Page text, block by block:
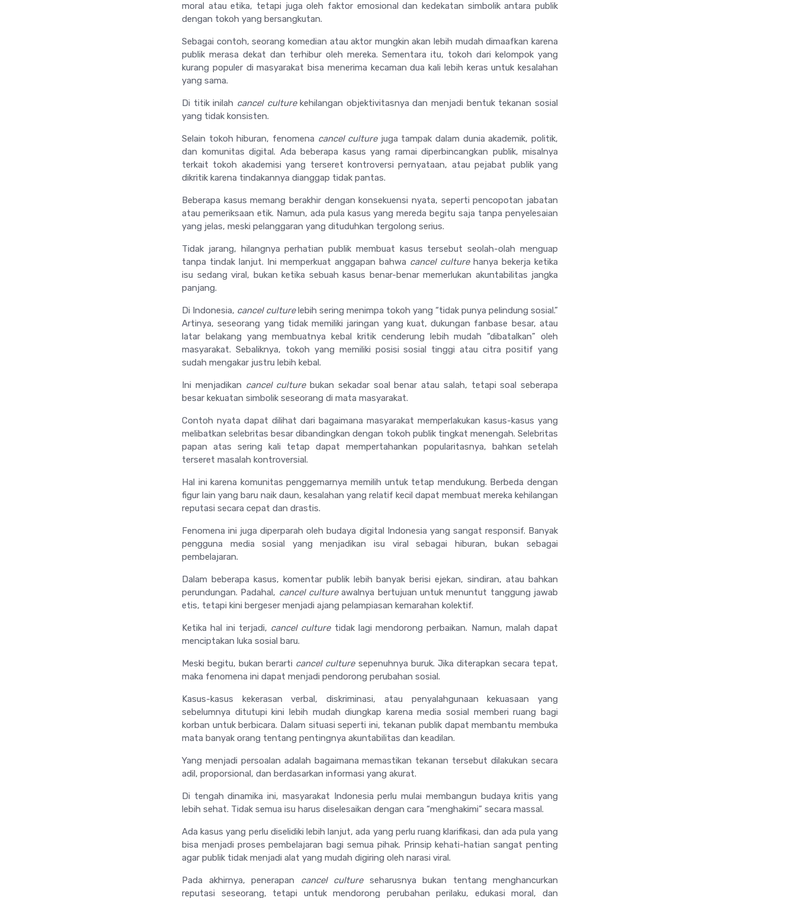
moral atau etika, tetapi juga oleh faktor emosional dan kedekatan simbolik antara publik
dengan tokoh yang bersangkutan.
Sebagai contoh, seorang komedian atau aktor mungkin akan lebih mudah dimaafkan karena
publik merasa dekat dan terhibur oleh mereka. Sementara itu, tokoh dari kelompok yang
kurang populer di masyarakat bisa menerima kecaman dua kali lebih keras untuk kesalahan
yang sama.
Di titik inilah cancel culturekehilangan objektivitasnya dan menjadi bentuk tekanan sosial
yang tidak konsisten.
Selain tokoh hiburan, fenomena cancel culturejuga tampak dalam dunia akademik, politik,
dan komunitas digital. Ada beberapa kasus yang ramai diperbincangkan publik, misalnya
terkait tokoh akademisi yang terseret kontroversi pernyataan, atau pejabat publik yang
dikritik karena tindakannya dianggap tidak pantas.
Beberapa kasus memang berakhir dengan konsekuensi nyata, seperti pencopotan jabatan
atau pemeriksaan etik. Namun, ada pula kasus yang mereda begitu saja tanpa penyelesaian
yang jelas, meski pelanggaran yang dituduhkan tergolong serius.
Tidak jarang, hilangnya perhatian publik membuat kasus tersebut seolah-olah menguap
tanpa tindak lanjut. Ini memperkuat anggapan bahwa cancel culturehanya bekerja ketika
isu sedang viral, bukan ketika sebuah kasus benar-benar memerlukan akuntabilitas jangka
panjang.
Di Indonesia, cancel culturelebih sering menimpa tokoh yang “tidak punya pelindung sosial.”
Artinya, seseorang yang tidak memiliki jaringan yang kuat, dukungan fanbase besar, atau
latar belakang yang membuatnya kebal kritik cenderung lebih mudah “dibatalkan” oleh
masyarakat. Sebaliknya, tokoh yang memiliki posisi sosial tinggi atau citra positif yang
sudah mengakar justru lebih kebal.
Ini menjadikan cancel culturebukan sekadar soal benar atau salah, tetapi soal seberapa
besar kekuatan simbolik seseorang di mata masyarakat.
Contoh nyata dapat dilihat dari bagaimana masyarakat memperlakukan kasus-kasus yang
melibatkan selebritas besar dibandingkan dengan tokoh publik tingkat menengah. Selebritas
papan atas sering kali tetap dapat mempertahankan popularitasnya, bahkan setelah
terseret masalah kontroversial.
Hal ini karena komunitas penggemarnya memilih untuk tetap mendukung. Berbeda dengan
figur lain yang baru naik daun, kesalahan yang relatif kecil dapat membuat mereka kehilangan
reputasi secara cepat dan drastis.
Fenomena ini juga diperparah oleh budaya digital Indonesia yang sangat responsif. Banyak
pengguna media sosial yang menjadikan isu viral sebagai hiburan, bukan sebagai
pembelajaran.
Dalam beberapa kasus, komentar publik lebih banyak berisi ejekan, sindiran, atau bahkan
perundungan. Padahal, cancel cultureawalnya bertujuan untuk menuntut tanggung jawab
etis, tetapi kini bergeser menjadi ajang pelampiasan kemarahan kolektif.
Ketika hal ini terjadi, cancel culturetidak lagi mendorong perbaikan. Namun, malah dapat
menciptakan luka sosial baru.
Meski begitu, bukan berarti cancel culturesepenuhnya buruk. Jika diterapkan secara tepat,
maka fenomena ini dapat menjadi pendorong perubahan sosial.
Kasus-kasus kekerasan verbal, diskriminasi, atau penyalahgunaan kekuasaan yang
sebelumnya ditutupi kini lebih mudah diungkap karena media sosial memberi ruang bagi
korban untuk berbicara. Dalam situasi seperti ini, tekanan publik dapat membantu membuka
mata banyak orang tentang pentingnya akuntabilitas dan keadilan.
Yang menjadi persoalan adalah bagaimana memastikan tekanan tersebut dilakukan secara
adil, proporsional, dan berdasarkan informasi yang akurat.
Di tengah dinamika ini, masyarakat Indonesia perlu mulai membangun budaya kritis yang
lebih sehat. Tidak semua isu harus diselesaikan dengan cara “menghakimi” secara massal.
Ada kasus yang perlu diselidiki lebih lanjut, ada yang perlu ruang klarifikasi, dan ada pula yang
bisa menjadi proses pembelajaran bagi semua pihak. Prinsip kehati-hatian sangat penting
agar publik tidak menjadi alat yang mudah digiring oleh narasi viral.
Pada akhirnya, penerapan cancel cultureseharusnya bukan tentang menghancurkan
reputasi seseorang, tetapi untuk mendorong perubahan perilaku, edukasi moral, dan